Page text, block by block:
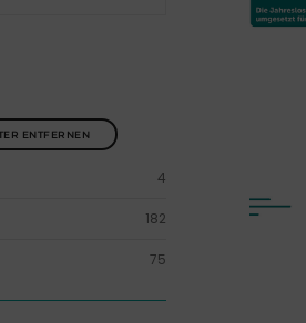
ENTFERNEN
4
182
75